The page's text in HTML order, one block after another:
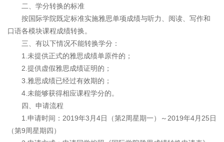
二、学分转换的标准
按国际学院既定标准实施雅思单项成绩与听力、阅读、写作和
口语各模块课程成绩转换。
三、有以下情况不能转换学分：
1.未提供正式的雅思成绩单原件的；
2.提供虚假雅思成绩证明的；
3.雅思成绩已经过有效期的；
4.未能够获得相应课程学分的。
四、申请流程
1.申请时间：2019年3月4日（第2周星期一）～2019年4月25日
（第9周星期四）